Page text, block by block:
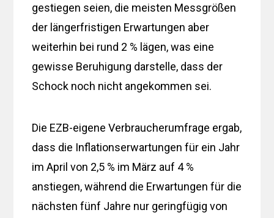
gestiegen seien, die meisten Messgrößen
der längerfristigen Erwartungen aber
weiterhin bei rund 2 % lägen, was eine
gewisse Beruhigung darstelle, dass der
Schock noch nicht angekommen sei.
Die EZB-eigene Verbraucherumfrage ergab,
dass die Inflationserwartungen für ein Jahr
im April von 2,5 % im März auf 4 %
anstiegen, während die Erwartungen für die
nächsten fünf Jahre nur geringfügig von